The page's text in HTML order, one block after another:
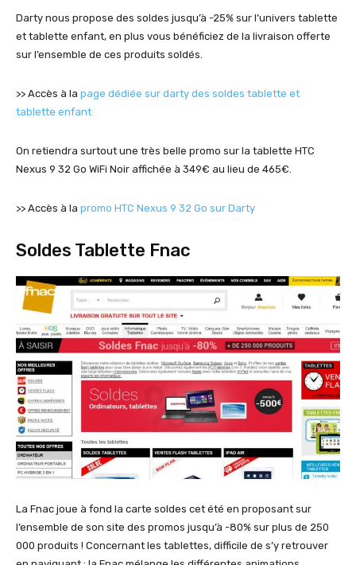
Darty nous propose des soldes jusqu’à -25% sur l’univers tablette
et tablette enfant, en plus vous bénéficiez de la livraison offerte
sur l’ensemble de ces produits soldés.
>> Accès à la page dédiée sur darty des soldes tablette et
tablette enfant
On retiendra surtout une très belle promo sur la tablette HTC
Nexus 9 32 Go WiFi Noir affichée à 349€ au lieu de 465€.
>> Accès à la promo HTC Nexus 9 32 Go sur Darty
Soldes Tablette Fnac
La Fnac joue à fond la carte soldes cet été en proposant sur
l’ensemble de son site des promos jusqu’à -80% sur plus de 250
000 produits ! Concernant les tablettes, difficile de s’y retrouver